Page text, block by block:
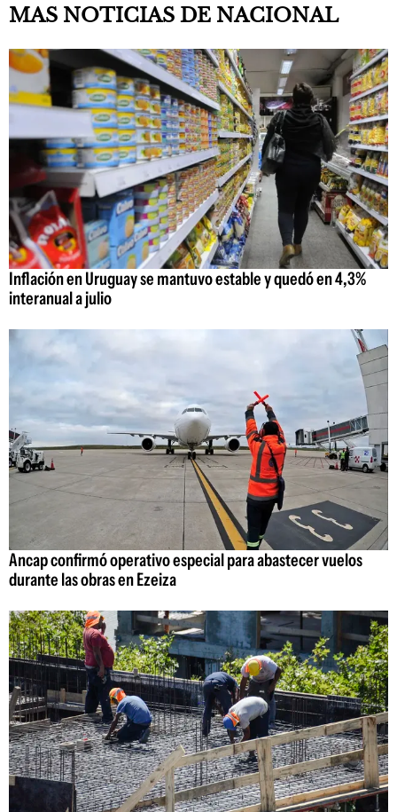
MAS NOTICIAS DE NACIONAL
Inflación en Uruguay se mantuvo estable y quedó en 4,3%
interanual a julio
Ancap confirmó operativo especial para abastecer vuelos
durante las obras en Ezeiza